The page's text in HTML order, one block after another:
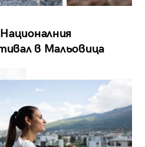
в Мальовица